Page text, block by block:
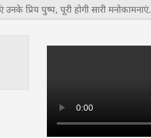
प्रिय पुष्प, पूरी होगी सारी मनोकामनाएं.